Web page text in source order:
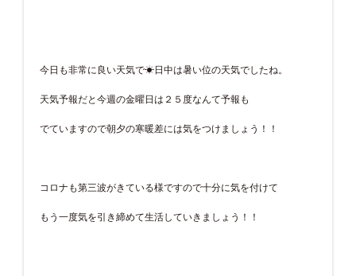
今日も非常に良い天気で☀日中は暑い位の天気でしたね。
天気予報だと今週の金曜日は２５度なんて予報も
でていますので朝夕の寒暖差には気をつけましょう！！
コロナも第三波がきている様ですので十分に気を付けて
もう一度気を引き締めて生活していきましょう！！